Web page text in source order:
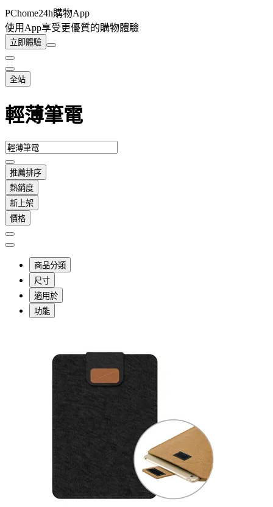
PChome24h購物App
使用App享受更優質的購物體驗
立即體驗
全站
輕薄筆電
推薦排序
熱銷度
新上架
價格
商品分類
尺寸
適用於
功能